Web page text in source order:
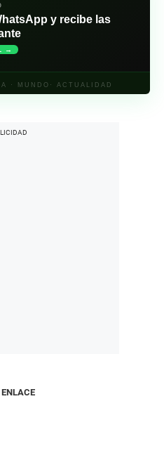
y recibe las
→
· MUNDO· ACTUALIDAD